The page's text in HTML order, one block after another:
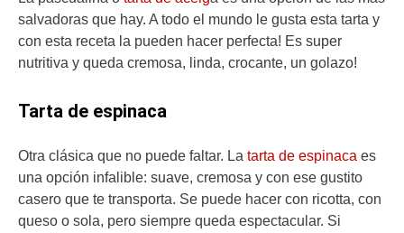
salvadoras que hay. A todo el mundo le gusta esta tarta y
con esta receta la pueden hacer perfecta! Es super
nutritiva y queda cremosa, linda, crocante, un golazo!
Tarta de espinaca
Otra clásica que no puede faltar. La tarta de espinaca es
una opción infalible: suave, cremosa y con ese gustito
casero que te transporta. Se puede hacer con ricotta, con
queso o sola, pero siempre queda espectacular. Si